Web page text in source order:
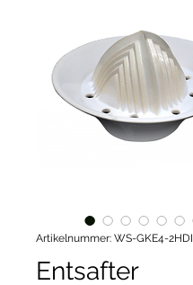
Artikelnummer: WS-GKE4-2HDI
Entsafter